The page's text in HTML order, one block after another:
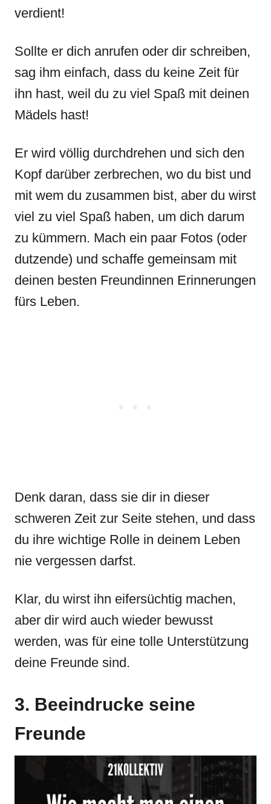
verdient!
Sollte er dich anrufen oder dir schreiben,
sag ihm einfach, dass du keine Zeit für
ihn hast, weil du zu viel Spaß mit deinen
Mädels hast!
Er wird völlig durchdrehen und sich den
Kopf darüber zerbrechen, wo du bist und
mit wem du zusammen bist, aber du wirst
viel zu viel Spaß haben, um dich darum
zu kümmern. Mach ein paar Fotos (oder
dutzende) und schaffe gemeinsam mit
deinen besten Freundinnen Erinnerungen
fürs Leben.
Denk daran, dass sie dir in dieser
schweren Zeit zur Seite stehen, und dass
du ihre wichtige Rolle in deinem Leben
nie vergessen darfst.
Klar, du wirst ihn eifersüchtig machen,
aber dir wird auch wieder bewusst
werden, was für eine tolle Unterstützung
deine Freunde sind.
3. Beeindrucke seine
Freunde